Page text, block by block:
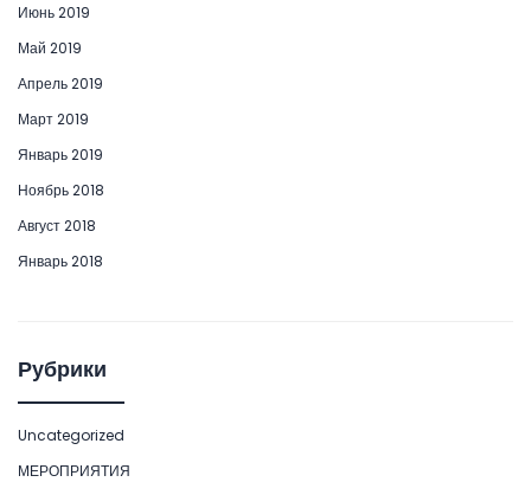
Июнь 2019
Май 2019
Апрель 2019
Март 2019
Январь 2019
Ноябрь 2018
Август 2018
Январь 2018
Рубрики
Uncategorized
МЕРОПРИЯТИЯ